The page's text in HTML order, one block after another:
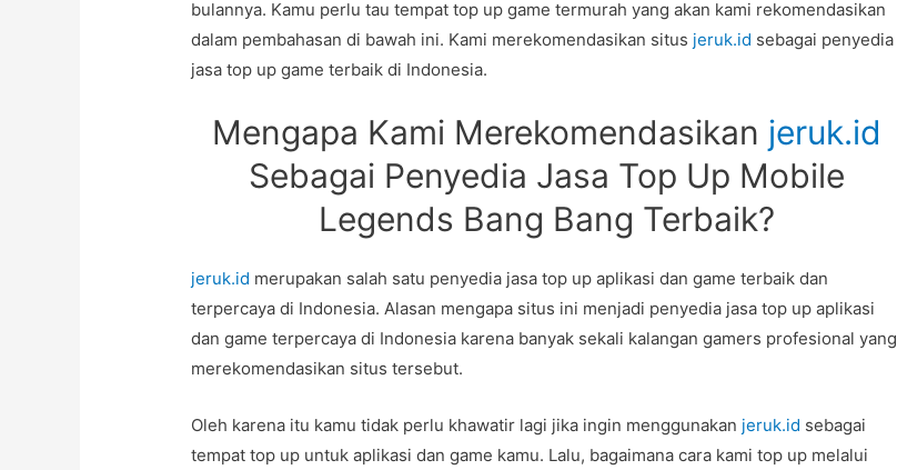
bulannya. Kamu perlu tau tempat top up game termurah yang akan kami rekomendasikan
dalam pembahasan di bawah ini. Kami merekomendasikan situs jeruk.id sebagai penyedia
jasa top up game terbaik di Indonesia.
Mengapa Kami Merekomendasikan jeruk.id
Sebagai Penyedia Jasa Top Up Mobile
Legends Bang Bang Terbaik?
jeruk.id merupakan salah satu penyedia jasa top up aplikasi dan game terbaik dan
terpercaya di Indonesia. Alasan mengapa situs ini menjadi penyedia jasa top up aplikasi
dan game terpercaya di Indonesia karena banyak sekali kalangan gamers profesional yang
merekomendasikan situs tersebut.
Oleh karena itu kamu tidak perlu khawatir lagi jika ingin menggunakan jeruk.id sebagai
tempat top up untuk aplikasi dan game kamu. Lalu, bagaimana cara kami top up melalui